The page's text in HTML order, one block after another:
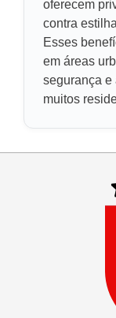
oferecem
contra
Esses
em áreas
segurança e
muitos